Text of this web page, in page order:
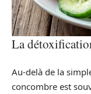
La
Au-delà de la
concombre est